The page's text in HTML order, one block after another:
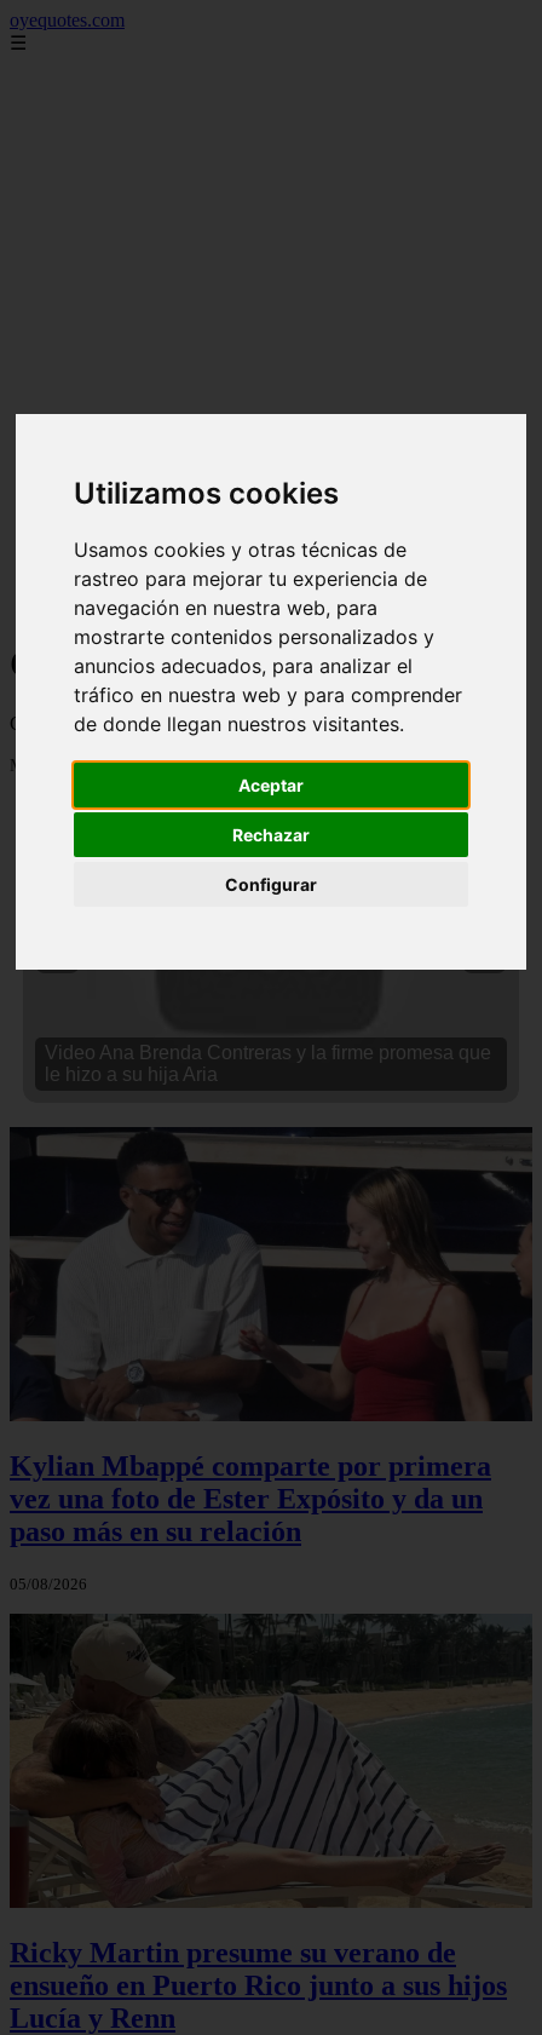
Utilizamos cookies
Usamos cookies y otras técnicas de
rastreo para mejorar tu experiencia de
navegación en nuestra web, para
mostrarte contenidos personalizados y
anuncios adecuados, para analizar el
tráfico en nuestra web y para comprender
de donde llegan nuestros visitantes.
Aceptar
Rechazar
Configurar
oyequotes.com
☰
Curiosidades y Sabias que
Cosas curiosas, curiosidades, noticias impactantes y mucho mas
Mostrando 1 - 24 de 2833 artículos
Video Ana Brenda Contreras y la firme promesa que
le hizo a su hija Aria
Kylian Mbappé comparte por primera
vez una foto de Ester Expósito y da un
paso más en su relación
05/08/2026
Ricky Martin presume su verano de
ensueño en Puerto Rico junto a sus hijos
Lucía y Renn